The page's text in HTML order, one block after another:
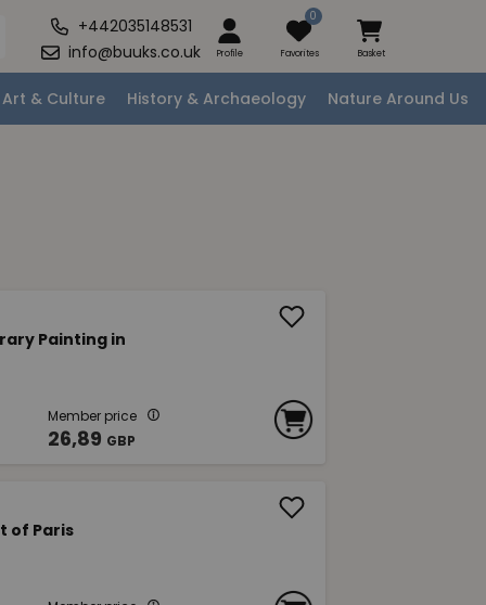
+442035148531
info@buuks.co.uk
Profile
0
Favorites Basket
Art & Culture History & Archaeology Nature Around Us
Painting in
Member price
26,89 GBP
of Paris